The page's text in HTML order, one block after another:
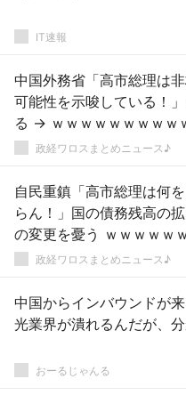
IT速報
中国外務省「高市総理は
可能性を示唆している！
る → ｗｗｗｗｗｗｗｗｗ
ｗｗｗｗ
政経ワロスまとめニュース♪
自民重鎮「高市総理は何
らん！」国の債務残高の
の変更を憂う ｗｗｗｗｗ
ｗｗｗｗｗ
政経ワロスまとめニュース♪
中国からインバウンドが
光業界が潰れるんだが、
おーるじゃんる